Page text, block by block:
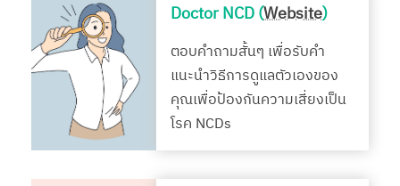
Doctor NCD (Website)
ตอบคำถามสั้นๆ เพื่อรับคำ
แนะนำวิธีการดูแลตัวเองของ
คุณเพื่อป้องกันความเสี่ยงเป็น
โรค NCDs